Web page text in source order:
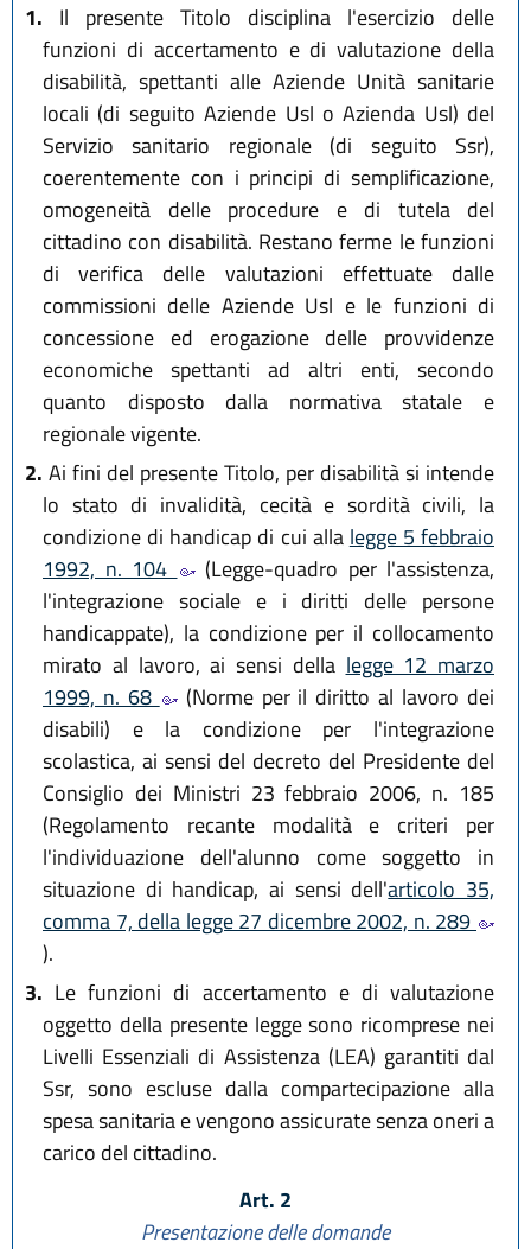
1. Il presente Titolo disciplina l'esercizio delle
funzioni di accertamento e di valutazione della
disabilità, spettanti alle Aziende Unità sanitarie
locali (di seguito Aziende Usl o Azienda Usl) del
Servizio sanitario regionale (di seguito Ssr),
coerentemente con i principi di semplificazione,
omogeneità delle procedure e di tutela del
cittadino con disabilità. Restano ferme le funzioni
di verifica delle valutazioni effettuate dalle
commissioni delle Aziende Usl e le funzioni di
concessione ed erogazione delle provvidenze
economiche spettanti ad altri enti, secondo
quanto disposto dalla normativa statale e
regionale vigente.
2. Ai fini del presente Titolo, per disabilità si intende
lo stato di invalidità, cecità e sordità civili, la
condizione di handicap di cui alla legge 5 febbraio
1992, n. 104
(Legge-quadro per l'assistenza,
l'integrazione sociale e i diritti delle persone
handicappate), la condizione per il collocamento
mirato al lavoro, ai sensi della legge 12 marzo
1999, n. 68
(Norme per il diritto al lavoro dei
disabili) e la condizione per l'integrazione
scolastica, ai sensi del decreto del Presidente del
Consiglio dei Ministri 23 febbraio 2006, n. 185
(Regolamento recante modalità e criteri per
l'individuazione dell'alunno come soggetto in
situazione di handicap, ai sensi dell'articolo 35,
comma 7, della legge 27 dicembre 2002, n. 289
).
3. Le funzioni di accertamento e di valutazione
oggetto della presente legge sono ricomprese nei
Livelli Essenziali di Assistenza (LEA) garantiti dal
Ssr, sono escluse dalla compartecipazione alla
spesa sanitaria e vengono assicurate senza oneri a
carico del cittadino.
Art. 2
Presentazione delle domande